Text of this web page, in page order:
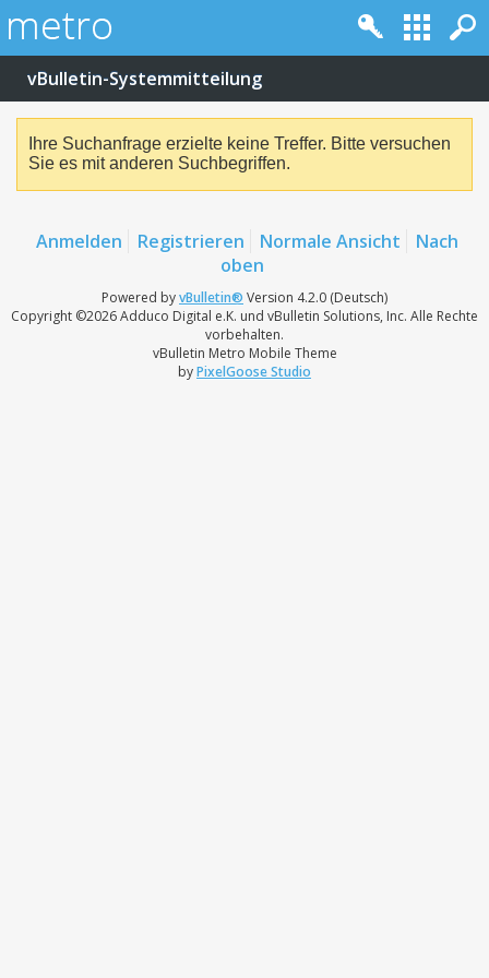
vBulletin-Systemmitteilung
Ihre Suchanfrage erzielte keine Treffer. Bitte versuchen
Sie es mit anderen Suchbegriffen.
Anmelden Registrieren Normale Ansicht
Nach
oben
Powered byvBulletin® Version 4.2.0 (Deutsch)
Copyright ©2026 Adduco Digital e.K. und vBulletin Solutions, Inc. Alle Rechte
vorbehalten.
vBulletin Metro Mobile Theme
byPixelGoose Studio